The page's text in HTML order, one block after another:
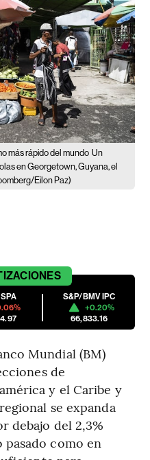
más rápido del mundo Un
en Georgetown, Guyana, el
Eilon Paz)
S&P/BMV IPC
+0.20%
66,833.16
Mundial (BM)
de
y el Caribe y
se expanda
debajo del 2,3%
como en